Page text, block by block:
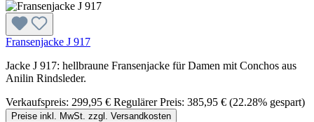
Fransenjacke J 917
Jacke J 917: hellbraune Fransenjacke für Damen mit Conchos aus
Anilin Rindsleder.
Verkaufspreis: 299,95 € Regulärer Preis: 385,95 € (22.28% gespart)
Preise inkl. MwSt. zzgl. Versandkosten